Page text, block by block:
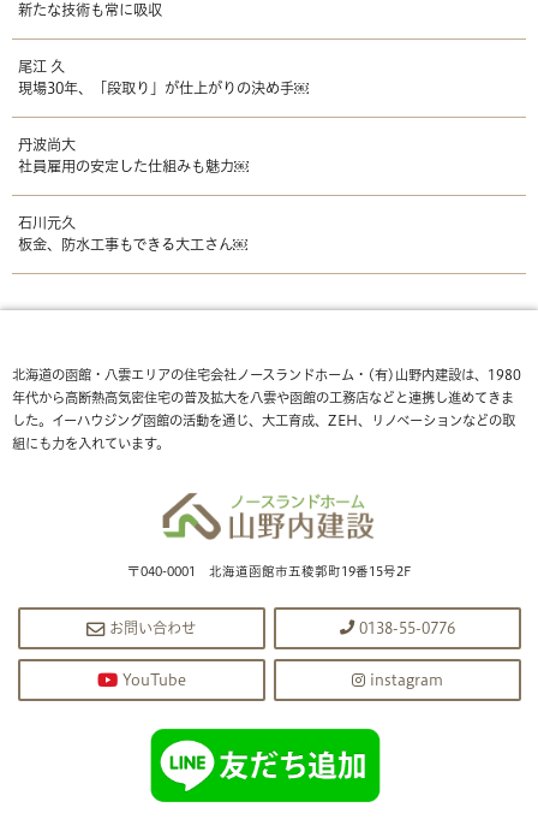
新たな技術も常に吸収
尾江 久
現場30年、「段取り」が仕上がりの決め手￼
丹波尚大
社員雇用の安定した仕組みも魅力￼
石川元久
板金、防水工事もできる大工さん￼
北海道の函館・八雲エリアの住宅会社ノースランドホーム・(有)山野内建設は、1980
年代から高断熱高気密住宅の普及拡大を八雲や函館の工務店などと連携し進めてきま
した。イーハウジング函館の活動を通じ、大工育成、ZEH、リノベーションなどの取
組にも力を入れています。
〒040-0001 北海道函館市五稜郭町19番15号2F
お問い合わせ 0138-55-0776
YouTube instagram